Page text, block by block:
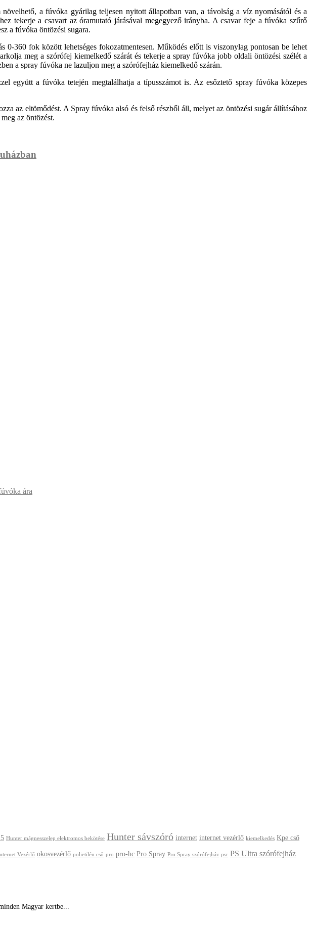
a fúvóka gyárilag teljesen nyitott állapotban van, a távolság a víz nyomásától és a
tekerje a csavart az óramutató járásával megegyező irányba. A csavar feje a fúvóka szűrő
a fúvóka öntözési sugara.
360 fok között lehetséges fokozatmentesen. Működés előtt is viszonylag pontosan be lehet
meg a szórófej kiemelkedő szárát és tekerje a spray fúvóka jobb oldali öntözési szélét a
a spray fúvóka ne lazuljon meg a szórófejház kiemelkedő szárán.
együtt a fúvóka tetején megtalálhatja a típusszámot is. Az esőztető spray fúvóka közepes
az eltömődést. A Spray fúvóka alsó és felső részből áll, melyet az öntözési sugár állításához
az öntözést.
ára
Hunter mágnesszelep elektromos bekötése Hunter sávszóró internet internet vezérlő kiemelkedés Kpe cső
Vezérlő okosvezérlő polietilén cső pro pro-hc Pro Spray Pro Spray szórófejház psr PS Ultra szórófejház
Magyar kertbe...